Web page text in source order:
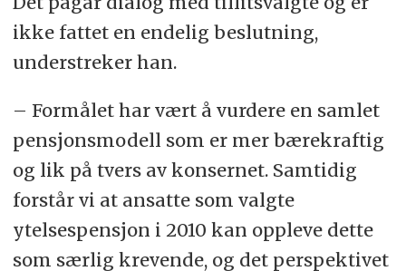
ikke fattet en endelig beslutning,
understreker han.
– Formålet har vært å vurdere en samlet
pensjonsmodell som er mer bærekraftig
og lik på tvers av konsernet. Samtidig
forstår vi at ansatte som valgte
ytelsespensjon i 2010 kan oppleve dette
som særlig krevende, og det perspektivet